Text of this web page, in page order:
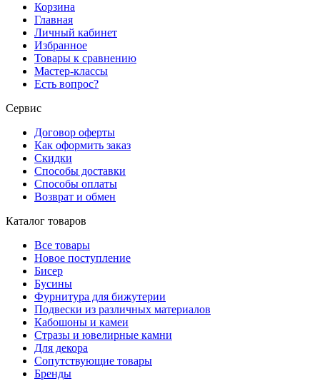
Корзина
Главная
Личный кабинет
Избранное
Товары к сравнению
Мастер-классы
Есть вопрос?
Сервис
Договор оферты
Как оформить заказ
Скидки
Способы доставки
Способы оплаты
Возврат и обмен
Каталог товаров
Все товары
Новое поступление
Бисер
Бусины
Фурнитура для бижутерии
Подвески из различных материалов
Кабошоны и камеи
Стразы и ювелирные камни
Для декора
Сопутствующие товары
Бренды